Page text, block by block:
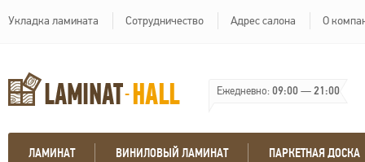
Укладка ламината Сотрудничество Адрес салона О
Ежедневно:09:00—21:00
ЛАМИНАТ ВИНИЛОВЫЙ ЛАМИНАТ ПАРКЕТНАЯ ДОСКА